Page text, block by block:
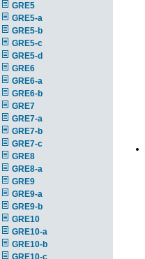
GRE5
GRE5-a
GRE5-b
GRE5-c
GRE5-d
GRE6
GRE6-a
GRE6-b
GRE7
GRE7-a
GRE7-b
GRE7-c
GRE8
GRE8-a
GRE9
GRE9-a
GRE9-b
GRE10
GRE10-a
GRE10-b
GRE10-c